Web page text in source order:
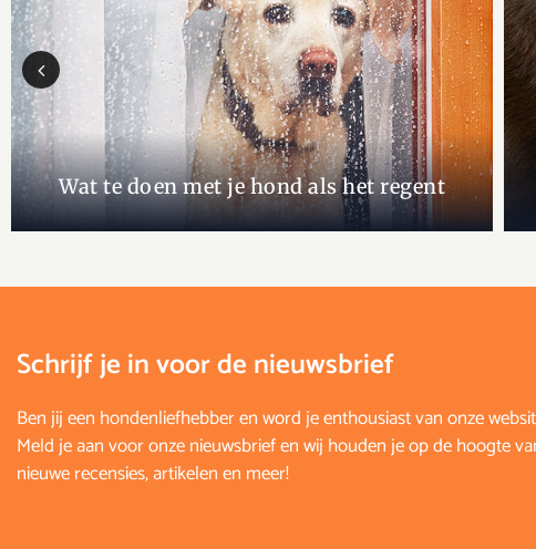
Previous
Wat te doen met je hond als het regent
Schrijf je in voor de nieuwsbrief
Ben jij een hondenliefhebber en word je enthousiast van onze
Meld je aan voor onze nieuwsbrief en wij houden je op de hoogte
nieuwe recensies, artikelen en meer!